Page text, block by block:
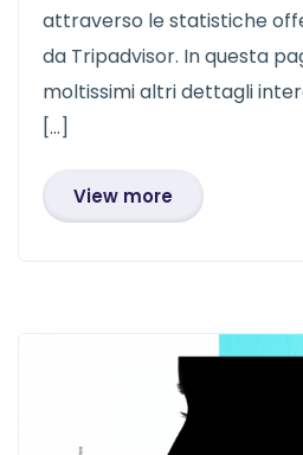
attraverso le statistiche
da Tripadvisor. In questa
moltissimi altri dettagli
[…]
View more